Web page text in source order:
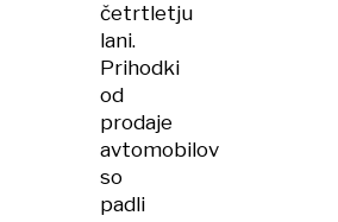
četrtletju
lani.
Prihodki
od
prodaje
avtomobilov
so
padli